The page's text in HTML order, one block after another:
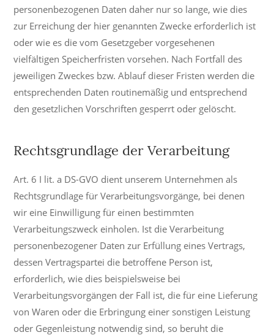
personenbezogenen Daten daher nur so lange, wie dies
zur Erreichung der hier genannten Zwecke erforderlich ist
oder wie es die vom Gesetzgeber vorgesehenen
vielfältigen Speicherfristen vorsehen. Nach Fortfall des
jeweiligen Zweckes bzw. Ablauf dieser Fristen werden die
entsprechenden Daten routinemäßig und entsprechend
den gesetzlichen Vorschriften gesperrt oder gelöscht.
Rechtsgrundlage der Verarbeitung
Art. 6 I lit. a DS-GVO dient unserem Unternehmen als
Rechtsgrundlage für Verarbeitungsvorgänge, bei denen
wir eine Einwilligung für einen bestimmten
Verarbeitungszweck einholen. Ist die Verarbeitung
personenbezogener Daten zur Erfüllung eines Vertrags,
dessen Vertragspartei die betroffene Person ist,
erforderlich, wie dies beispielsweise bei
Verarbeitungsvorgängen der Fall ist, die für eine Lieferung
von Waren oder die Erbringung einer sonstigen Leistung
oder Gegenleistung notwendig sind, so beruht die